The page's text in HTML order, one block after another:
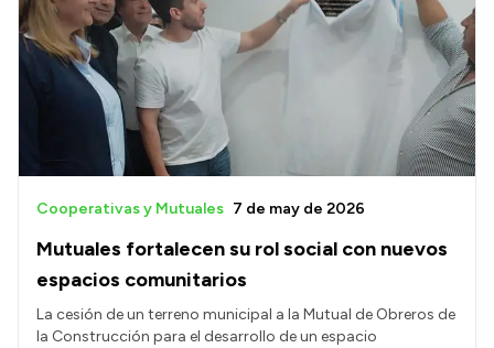
Mutuales fortalecen su rol social con nuevos
espacios comunitarios
Cooperativas y Mutuales 7 de may de 2026
La cesión de un terreno municipal a la Mutual de Obreros de
la Construcción para el desarrollo de un espacio